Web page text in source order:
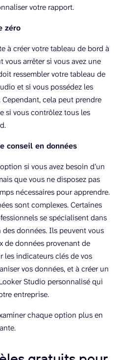
votre rapport.
zéro
à créer votre tableau de bord à
vous arrêter si vous avez une
ressembler votre tableau de
et si vous possédez les
cela peut prendre
si vous contrôlez tous les
conseil en données
si vous avez besoin d’un
que vous ne disposez pas
nécessaires pour apprendre.
sont complexes. Certaines
se spécialisent dans
des données. Ils peuvent vous
de données provenant de
les indicateurs clés de vos
vos données, et à créer un
Studio personnalisé qui
entreprise.
chaque option plus en